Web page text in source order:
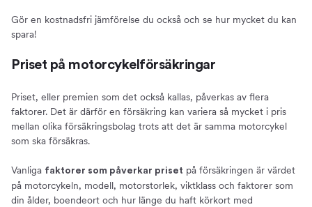
Gör en kostnadsfri jämförelse du också och se hur mycket du kan
spara!
Priset på motorcykelförsäkringar
Priset, eller premien som det också kallas, påverkas av flera
faktorer. Det är därför en försäkring kan variera så mycket i pris
mellan olika försäkringsbolag trots att det är samma motorcykel
som ska försäkras.
Vanliga faktorer som påverkar priset på försäkringen är värdet
på motorcykeln, modell, motorstorlek, viktklass och faktorer som
din ålder, boendeort och hur länge du haft körkort med